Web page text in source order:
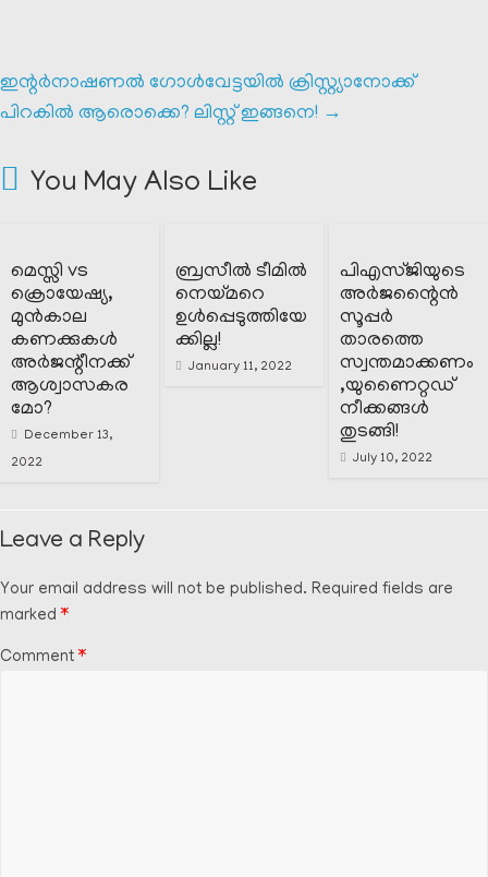
ഇന്റർനാഷണൽ ഗോൾവേട്ടയിൽ ക്രിസ്റ്റ്യാനോക്ക്‌
പിറകിൽ ആരൊക്കെ? ലിസ്റ്റ് ഇങ്ങനെ! →
You May Also Like
മെസ്സി vs
ക്രൊയേഷ്യ,
മുൻകാല
കണക്കുകൾ
അർജന്റീനക്ക്
ആശ്വാസകര
മോ?
December 13,
2022
ബ്രസീൽ ടീമിൽ
നെയ്മറെ
ഉൾപ്പെടുത്തിയേ
ക്കില്ല!
January 11, 2022
പിഎസ്ജിയുടെ
അർജന്റൈൻ
സൂപ്പർ
താരത്തെ
സ്വന്തമാക്കണം
,യുണൈറ്റഡ്
നീക്കങ്ങൾ
തുടങ്ങി!
July 10, 2022
Leave a Reply
Your email address will not be published. Required fields are
marked *
Comment *